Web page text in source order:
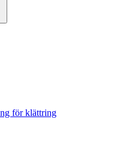
för klättring